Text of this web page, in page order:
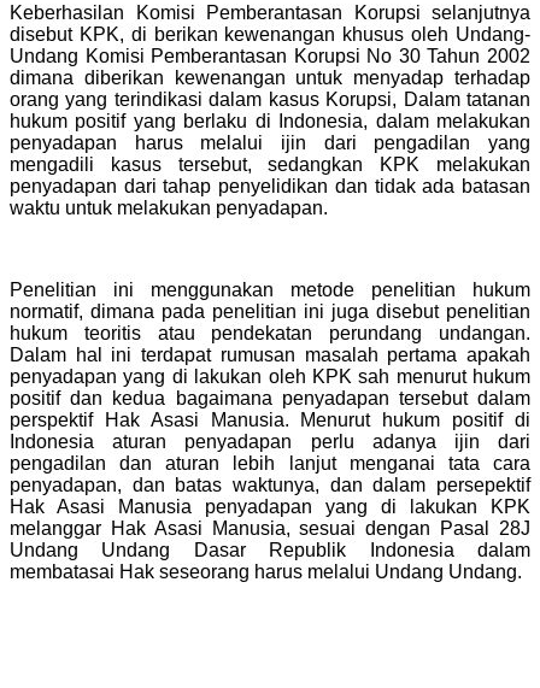
Keberhasilan Komisi Pemberantasan Korupsi selanjutnya
disebut KPK, di berikan kewenangan khusus oleh Undang-
Undang Komisi Pemberantasan Korupsi No 30 Tahun 2002
dimana diberikan kewenangan untuk menyadap terhadap
orang yang terindikasi dalam kasus Korupsi, Dalam tatanan
hukum positif yang berlaku di Indonesia, dalam melakukan
penyadapan harus melalui ijin dari pengadilan yang
mengadili kasus tersebut, sedangkan KPK melakukan
penyadapan dari tahap penyelidikan dan tidak ada batasan
waktu untuk melakukan penyadapan.
Penelitian ini menggunakan metode penelitian hukum
normatif, dimana pada penelitian ini juga disebut penelitian
hukum teoritis atau pendekatan perundang undangan.
Dalam hal ini terdapat rumusan masalah pertama apakah
penyadapan yang di lakukan oleh KPK sah menurut hukum
positif dan kedua bagaimana penyadapan tersebut dalam
perspektif Hak Asasi Manusia. Menurut hukum positif di
Indonesia aturan penyadapan perlu adanya ijin dari
pengadilan dan aturan lebih lanjut menganai tata cara
penyadapan, dan batas waktunya, dan dalam persepektif
Hak Asasi Manusia penyadapan yang di lakukan KPK
melanggar Hak Asasi Manusia, sesuai dengan Pasal 28J
Undang Undang Dasar Republik Indonesia dalam
membatasai Hak seseorang harus melalui Undang Undang.